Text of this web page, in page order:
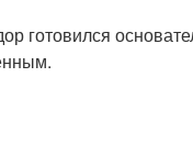
готовился